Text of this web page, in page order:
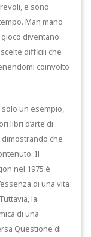
e sono
Man mano
diventano
difficili che
coinvolto
un esempio,
libri d’arte di
dimostrando che
Il
nel 1975 è
di una vita
la
di una
Questione di